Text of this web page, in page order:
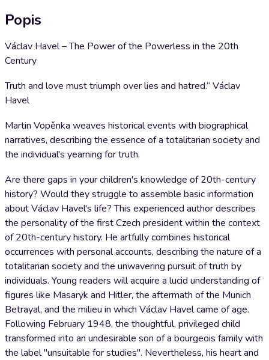
Popis
Václav Havel – The Power of the Powerless in the 20th
Century
Truth and love must triumph over lies and hatred.“ Václav
Havel
Martin Vopěnka weaves historical events with biographical
narratives, describing the essence of a totalitarian society and
the individual's yearning for truth.
Are there gaps in your children's knowledge of 20th-century
history? Would they struggle to assemble basic information
about Václav Havel's life? This experienced author describes
the personality of the first Czech president within the context
of 20th-century history. He artfully combines historical
occurrences with personal accounts, describing the nature of a
totalitarian society and the unwavering pursuit of truth by
individuals. Young readers will acquire a lucid understanding of
figures like Masaryk and Hitler, the aftermath of the Munich
Betrayal, and the milieu in which Václav Havel came of age.
Following February 1948, the thoughtful, privileged child
transformed into an undesirable son of a bourgeois family with
the label "unsuitable for studies". Nevertheless, his heart and